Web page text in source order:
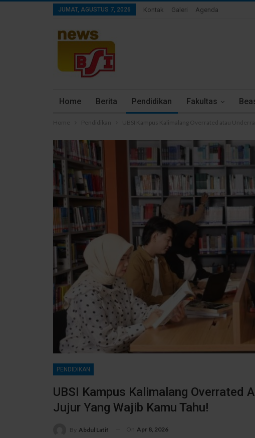
JUMAT, AGUSTUS 7, 2026 Kontak Galeri Agenda
Home Berita Pendidikan Fakultas
Home Pendidikan UBSI Kampus Kalimalang Overrated atau
PENDIDIKAN
UBSI Kampus Kalimalang Overrated
Jujur Yang Wajib Kamu Tahu!
By Abdul Latif On Apr 8, 2026